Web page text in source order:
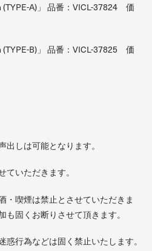
(TYPE-A)」 品番：VICL-37824 価
(TYPE-B)」 品番：VICL-37825 価
しは可能となります。
いただきます。
・喫煙は禁止とさせていただきま
も固くお断りさせて頂きます。
行為などは固く禁止いたします。